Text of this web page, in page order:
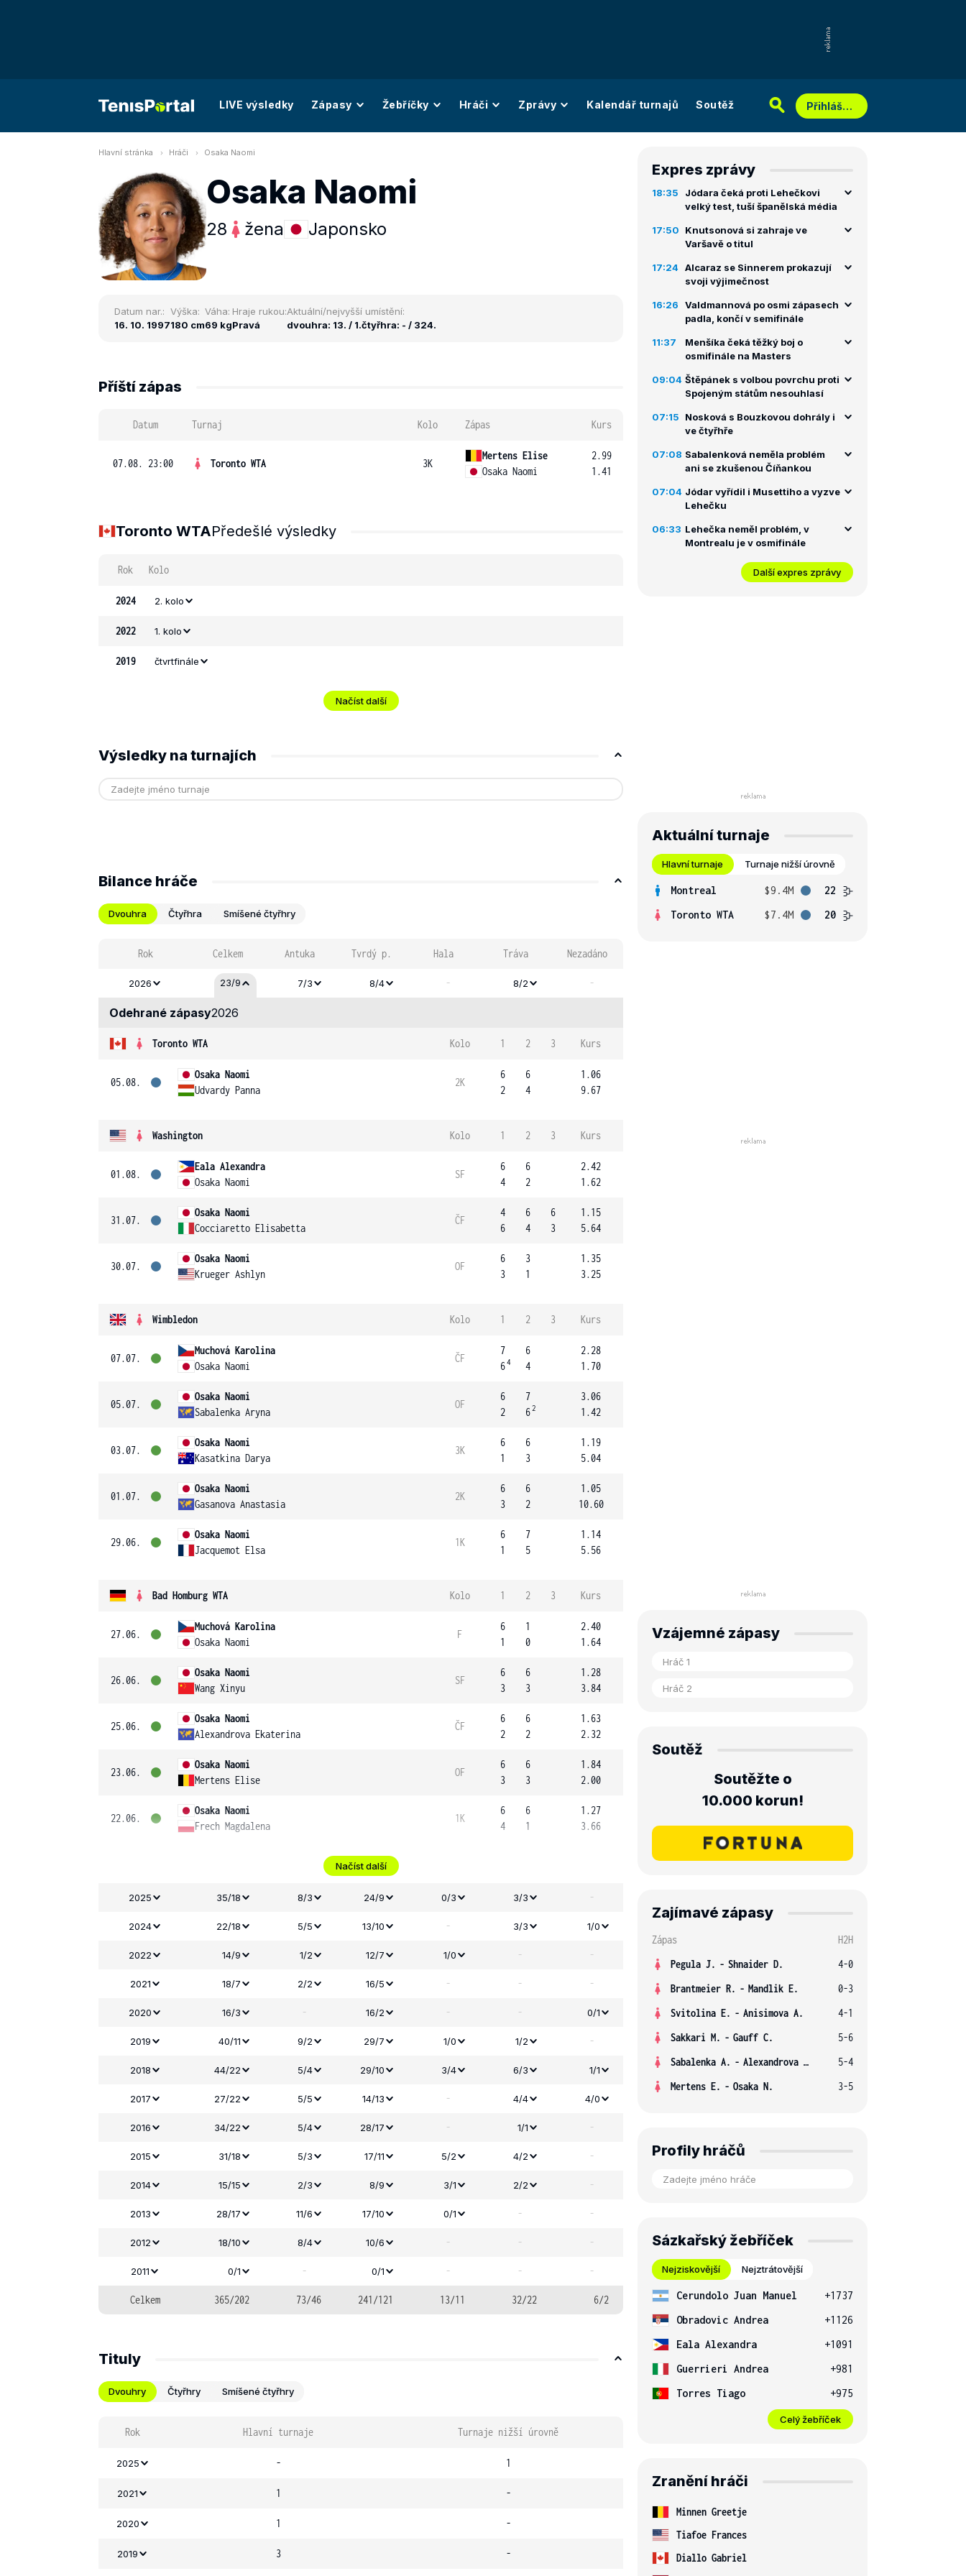
LIVE výsledky Zápasy Žebříčky Hráči Zprávy Kalendář turnajů Soutěž Přihlášení
Hlavní stránka Hráči Osaka Naomi
Osaka Naomi
28 žena Japonsko
Datum nar.:
16. 10. 1997
Výška:
180 cm
Váha:
69 kg
Hraje rukou:
Pravá
Aktuální/nejvyšší umístění:
dvouhra: 13. / 1.čtyřhra: - / 324.
Příští zápas
Datum Turnaj Kolo Zápas Kurs
07.08. 23:00 Toronto WTA 3K
Mertens Elise
Osaka Naomi
2.99
1.41
Toronto WTAPředešlé výsledky
Rok Kolo
2024 2. kolo
2022 1. kolo
2019 čtvrtfinále
Načíst další
Výsledky na turnajích
Bilance hráče
Dvouhra Čtyřhra Smíšené čtyřhry
Rok Celkem Antuka Tvrdý p. Hala Tráva Nezadáno
2026 23/9 7/3 8/4 - 8/2 -
Odehrané zápasy2026
Toronto WTA Kolo 1 2 3 Kurs
05.08.
Osaka Naomi
Udvardy Panna
2K
6
2
6
4
1.06
9.67
Washington Kolo 1 2 3 Kurs
01.08.
Eala Alexandra
Osaka Naomi
SF
6
4
6
2
2.42
1.62
31.07.
Osaka Naomi
Cocciaretto Elisabetta
ČF
4
6
6
4
6
3
1.15
5.64
30.07.
Osaka Naomi
Krueger Ashlyn
OF
6
3
3
1
1.35
3.25
Wimbledon Kolo 1 2 3 Kurs
07.07.
Muchová Karolina
Osaka Naomi
ČF
7
64
6
4
2.28
1.70
05.07.
Osaka Naomi
Sabalenka Aryna
OF
6
2
7
62
3.06
1.42
03.07.
Osaka Naomi
Kasatkina Darya
3K
6
1
6
3
1.19
5.04
01.07.
Osaka Naomi
Gasanova Anastasia
2K
6
3
6
2
1.05
10.60
29.06.
Osaka Naomi
Jacquemot Elsa
1K
6
1
7
5
1.14
5.56
Bad Homburg WTA Kolo 1 2 3 Kurs
27.06.
Muchová Karolina
Osaka Naomi
F
6
1
1
0
2.40
1.64
26.06.
Osaka Naomi
Wang Xinyu
SF
6
3
6
3
1.28
3.84
25.06.
Osaka Naomi
Alexandrova Ekaterina
ČF
6
2
6
2
1.63
2.32
23.06.
Osaka Naomi
Mertens Elise
OF
6
3
6
3
1.84
2.00
22.06.
Osaka Naomi
Frech Magdalena
1K
6
4
6
1
1.27
3.66
Načíst další
2025 35/18 8/3 24/9 0/3 3/3 -
2024 22/18 5/5 13/10 - 3/3 1/0
2022 14/9 1/2 12/7 1/0 - -
2021 18/7 2/2 16/5 - - -
2020 16/3 - 16/2 - - 0/1
2019 40/11 9/2 29/7 1/0 1/2 -
2018 44/22 5/4 29/10 3/4 6/3 1/1
2017 27/22 5/5 14/13 - 4/4 4/0
2016 34/22 5/4 28/17 - 1/1 -
2015 31/18 5/3 17/11 5/2 4/2 -
2014 15/15 2/3 8/9 3/1 2/2 -
2013 28/17 11/6 17/10 0/1 - -
2012 18/10 8/4 10/6 - - -
2011 0/1 - 0/1 - - -
Celkem 365/202 73/46 241/121 13/11 32/22 6/2
Tituly
Dvouhry Čtyřhry Smíšené čtyřhry
Rok Hlavní turnaje Turnaje nižší úrovně
2025 - 1
2021 1 -
2020 1 -
2019 3 -
Expres zprávy
18:35
Jódara čeká proti Lehečkovi
velký test, tuší španělská média
17:50
Knutsonová si zahraje ve
Varšavě o titul
17:24 Alcaraz se Sinnerem prokazují
svoji výjimečnost
16:26
Valdmannová po osmi zápasech
padla, končí v semifinále
11:37
Menšíka čeká těžký boj o
osmifinále na Masters
09:04 Štěpánek s volbou povrchu proti
Spojeným státům nesouhlasí
07:15
Nosková s Bouzkovou dohrály i
ve čtyřhře
07:08 Sabalenková neměla problém
ani se zkušenou Číňankou
07:04 Jódar vyřídil i Musettiho a vyzve
Lehečku
06:33 Lehečka neměl problém, v
Montrealu je v osmifinále
Další expres zprávy
Aktuální turnaje
Hlavní turnaje Turnaje nižší úrovně
Montreal $9.4M
22
Toronto WTA
$7.4M 20
Vzájemné zápasy
Soutěž
Soutěžte o
10.000 korun!
Zajímavé zápasy
Zápas
H2H
Pegula J. - Shnaider D.
4-0
Brantmeier R. - Mandlik E.
0-3
Svitolina E. - Anisimova A.
4-1
Sakkari M. - Gauff C.
5-6
Sabalenka A. - Alexandrova E.
5-4
Mertens E. - Osaka N. 3-5
Profily hráčů
Sázkařský žebříček
Nejziskovější Nejztrátovější
Cerundolo Juan Manuel
+1737
Obradovic Andrea
+1126
Eala Alexandra
+1091
Guerrieri Andrea
+981
Torres Tiago
+975
Celý žebříček
Zranění hráči
Minnen Greetje
Tiafoe Frances
Diallo Gabriel